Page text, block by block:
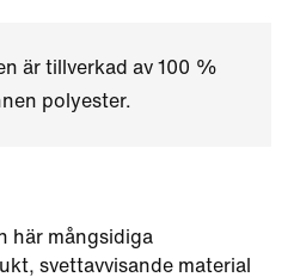
är tillverkad av 100 %
polyester.
här mångsidiga
svettavvisande material